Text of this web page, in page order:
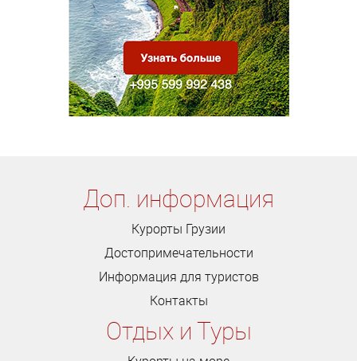
Доп. информация
Курорты Грузии
Достопримечательности
Информация для туристов
Контакты
Отдых и Туры